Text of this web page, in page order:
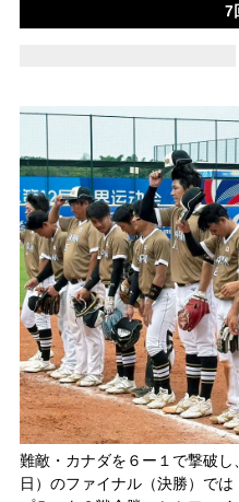
7
難敵・カナダを６ー１で撃破
日）のファイナル（決勝）で